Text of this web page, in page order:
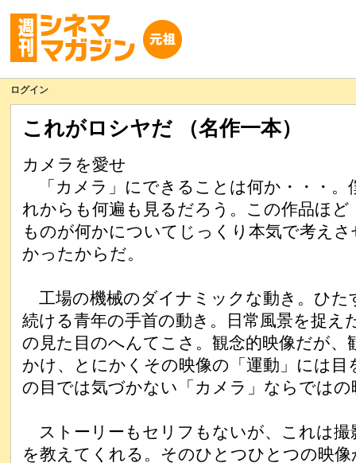
ログイン
これがロシヤだ （名作一本）
カメラを愛せ
「カメラ」にできることは何か・・・。
れからも何遍も見るだろう。この作品ほど
ものが何かについてじっくり本気で考え
かったからだ。
工場の機械のダイナミックな動き。ひた
続ける青年の手首の動き。日常風景を捉え
の見た目のへんてこさ。観念的映像だが、
かけ、とにかくその映像の「運動」には目
の目では気づかない「カメラ」ならではの
ストーリーもセリフもないが、これは撮
を教えてくれる。そのひとつひとつの映